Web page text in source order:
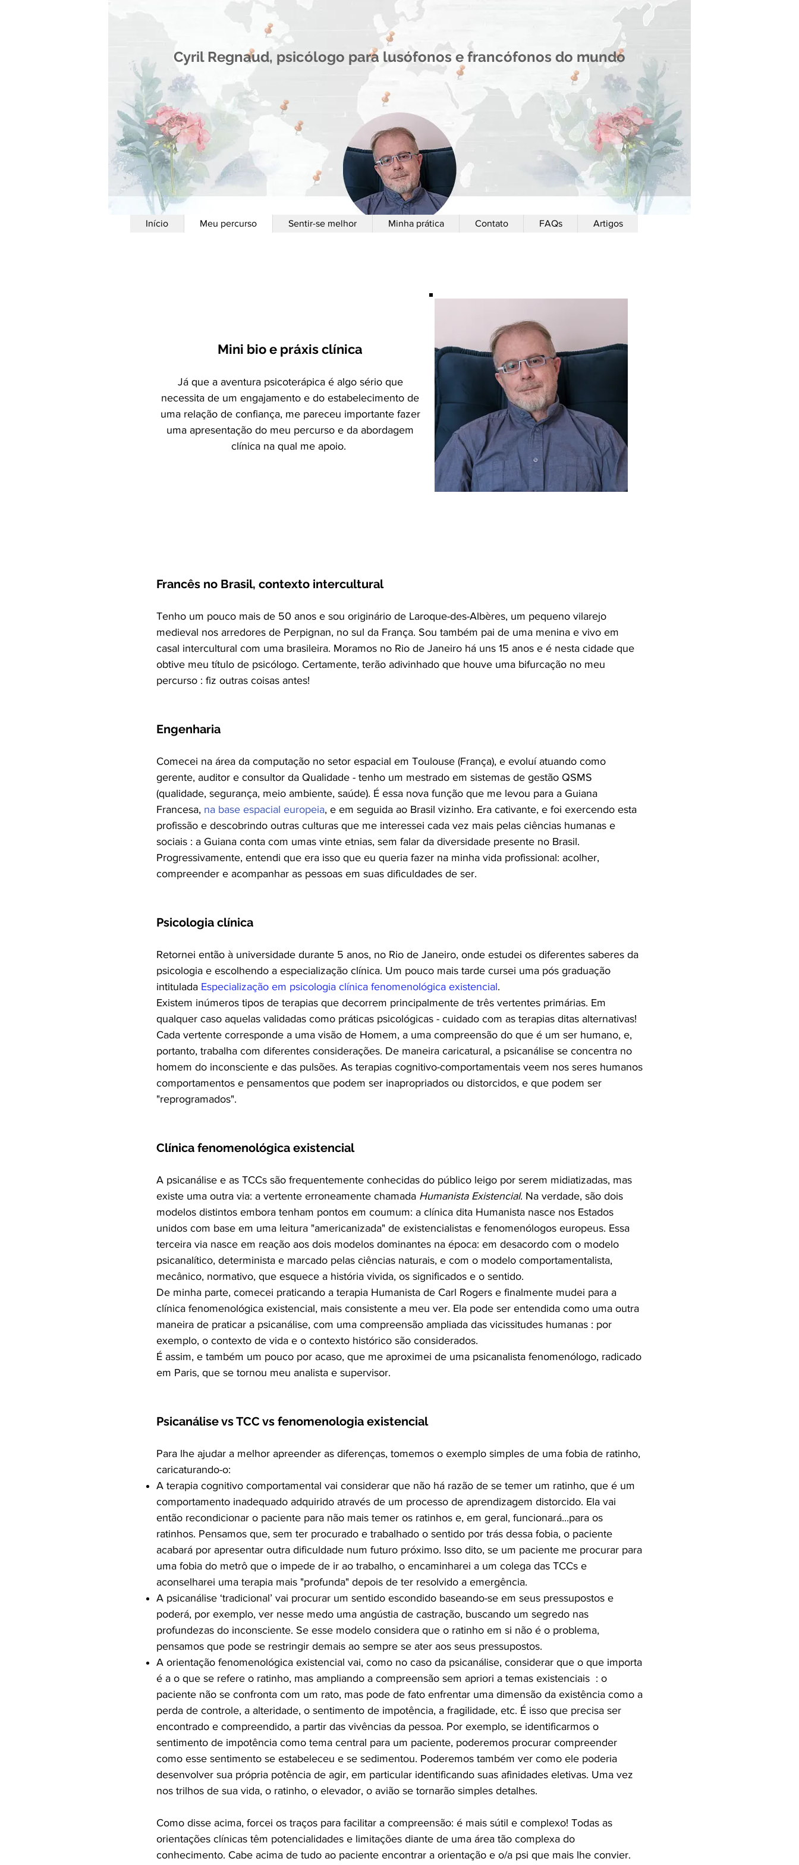
Cyril Regnaud, psicólogo para lusófonos e francófonos do mundo
Início Meu percurso Sentir-se melhor Minha prática Contato FAQs Artigos
Mini bio e práxis clínica
Já que a aventura psicoterápica é algo sério que
necessita de um engajamento e do estabelecimento de
uma relação de confiança, me pareceu importante fazer
uma apresentação do meu percurso e da abordagem
clínica na qual me apoio.
Francês no Brasil, contexto intercultural
Tenho um pouco mais de 50 anos e sou originário de Laroque-des-Albères, um pequeno vilarejo
medieval nos arredores de Perpignan, no sul da França. Sou também pai de uma menina e vivo em
casal intercultural com uma brasileira. Moramos no Rio de Janeiro há uns 15 anos e é nesta cidade que
obtive meu título de psicólogo. Certamente, terão adivinhado que houve uma bifurcação no meu
percurso : fiz outras coisas antes!
Engenharia
Comecei na área da computação no setor espacial em Toulouse (França), e evoluí atuando como
gerente, auditor e consultor da Qualidade - tenho um mestrado em sistemas de gestão QSMS
(qualidade, segurança, meio ambiente, saúde). É essa nova função que me levou para a Guiana
Francesa, na base espacial europeia, e em seguida ao Brasil vizinho. Era cativante, e foi exercendo esta
profissão e descobrindo outras culturas que me interessei cada vez mais pelas ciências humanas e
sociais : a Guiana conta com umas vinte etnias, sem falar da diversidade presente no Brasil.
Progressivamente, entendi que era isso que eu queria fazer na minha vida profissional: acolher,
compreender e acompanhar as pessoas em suas dificuldades de ser.
Psicologia clínica
Retornei então à universidade durante 5 anos, no Rio de Janeiro, onde estudei os diferentes saberes da
psicologia e escolhendo a especialização clínica. Um pouco mais tarde cursei uma pós graduação
intitulada Especialização em psicologia clínica fenomenológica existencial.
Existem inúmeros tipos de terapias que decorrem principalmente de três vertentes primárias. Em
qualquer caso aquelas validadas como práticas psicológicas - cuidado com as terapias ditas alternativas!
Cada vertente corresponde a uma visão de Homem, a uma compreensão do que é um ser humano, e,
portanto, trabalha com diferentes considerações. De maneira caricatural, a psicanálise se concentra no
homem do inconsciente e das pulsões. As terapias cognitivo-comportamentais veem nos seres humanos
comportamentos e pensamentos que podem ser inapropriados ou distorcidos, e que podem ser
"reprogramados".
Clínica fenomenológica existencial
A psicanálise e as TCCs são frequentemente conhecidas do público leigo por serem midiatizadas, mas
existe uma outra via: a vertente erroneamente chamada Humanista Existencial. Na verdade, são dois
modelos distintos embora tenham pontos em coumum: a clínica dita Humanista nasce nos Estados
unidos com base em uma leitura "americanizada" de existencialistas e fenomenólogos europeus. Essa
terceira via nasce em reação aos dois modelos dominantes na época: em desacordo com o modelo
psicanalítico, determinista e marcado pelas ciências naturais, e com o modelo comportamentalista,
mecânico, normativo, que esquece a história vivida, os significados e o sentido.
De minha parte, comecei praticando a terapia Humanista de Carl Rogers e finalmente mudei para a
clínica fenomenológica existencial, mais consistente a meu ver. Ela pode ser entendida como uma outra
maneira de praticar a psicanálise, com uma compreensão ampliada das vicissitudes humanas : por
exemplo, o contexto de vida e o contexto histórico são considerados.
É assim, e também um pouco por acaso, que me aproximei de uma psicanalista fenomenólogo, radicado
em Paris, que se tornou meu analista e supervisor.
Psicanálise vs TCC vs fenomenologia existencial​
Para lhe ajudar a melhor apreender as diferenças, tomemos o exemplo simples de uma fobia de ratinho,
caricaturando-o:
A terapia cognitivo comportamental vai considerar que não há razão de se temer um ratinho, que é um
comportamento inadequado adquirido através de um processo de aprendizagem distorcido. Ela vai
então recondicionar o paciente para não mais temer os ratinhos e, em geral, funcionará...para os
ratinhos. Pensamos que, sem ter procurado e trabalhado o sentido por trás dessa fobia, o paciente
acabará por apresentar outra dificuldade num futuro próximo. Isso dito, se um paciente me procurar para
uma fobia do metrô que o impede de ir ao trabalho, o encaminharei a um colega das TCCs e
aconselharei uma terapia mais "profunda" depois de ter resolvido a emergência.
A psicanálise ‘tradicional’ vai procurar um sentido escondido baseando-se em seus pressupostos e
poderá, por exemplo, ver nesse medo uma angústia de castração, buscando um segredo nas
profundezas do inconsciente. Se esse modelo considera que o ratinho em si não é o problema,
pensamos que pode se restringir demais ao sempre se ater aos seus pressupostos.
A orientação fenomenológica existencial vai, como no caso da psicanálise, considerar que o que importa
é a o que se refere o ratinho, mas ampliando a compreensão sem apriori a temas existenciais : o
paciente não se confronta com um rato, mas pode de fato enfrentar uma dimensão da existência como a
perda de controle, a alteridade, o sentimento de impotência, a fragilidade, etc. É isso que precisa ser
encontrado e compreendido, a partir das vivências da pessoa. Por exemplo, se identificarmos o
sentimento de impotência como tema central para um paciente, poderemos procurar compreender
como esse sentimento se estabeleceu e se sedimentou. Poderemos também ver como ele poderia
desenvolver sua própria potência de agir, em particular identificando suas afinidades eletivas. Uma vez
nos trilhos de sua vida, o ratinho, o elevador, o avião se tornarão simples detalhes.
Como disse acima, forcei os traços para facilitar a compreensão: é mais sútil e complexo! Todas as
orientações clínicas têm potencialidades e limitações diante de uma área tão complexa do
conhecimento. Cabe acima de tudo ao paciente encontrar a orientação e o/a psi que mais lhe convier.